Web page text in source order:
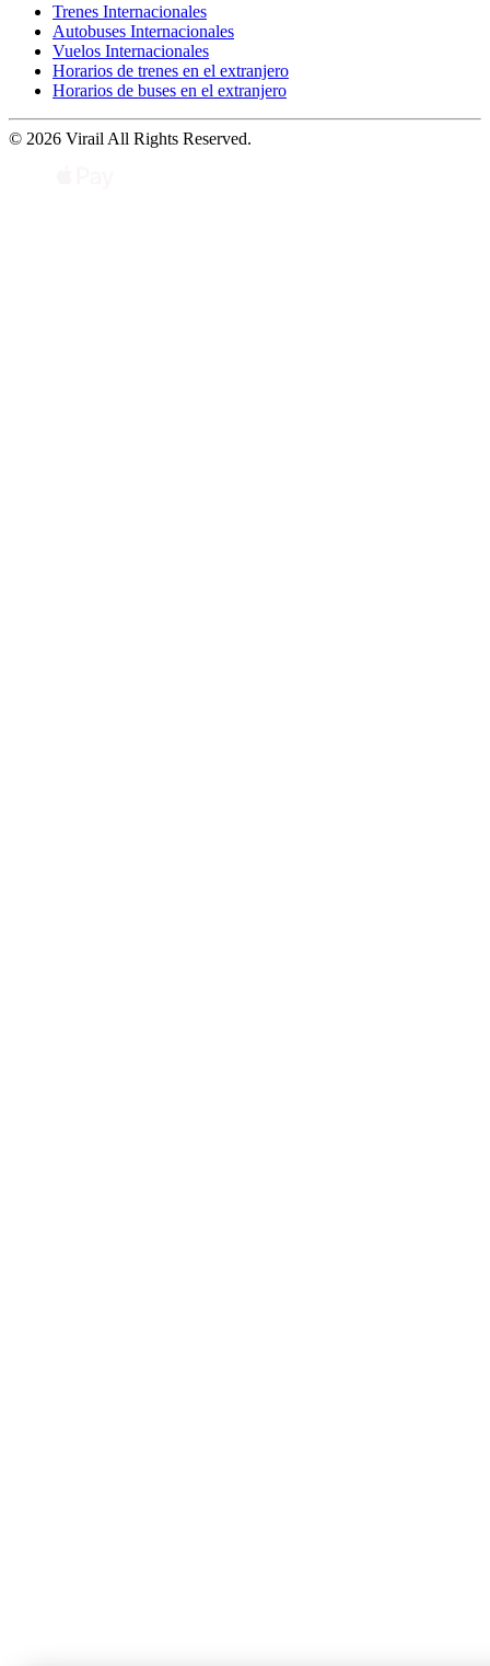
Trenes Internacionales
Autobuses Internacionales
Vuelos Internacionales
Horarios de trenes en el extranjero
Horarios de buses en el extranjero
© 2026 Virail All Rights Reserved.